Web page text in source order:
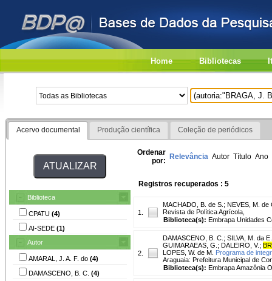
Home Bibliotecas
Acervo documental Produção científica Coleção de periódicos
Biblioteca
CPATU (4)
AI-SEDE (1)
Autor
AMARAL, J. A. F. do (4)
DAMASCENO, B. C. (4)
Ordenar
por: Relevância Autor Título Ano
Registros recuperados : 5
1.
MACHADO, B. de S. ; NEVES, M. de
Revista de Política Agrícola,
Biblioteca(s): Embrapa Unidades
2.
DAMASCENO, B. C. ; SILVA, M. da E.
GUIMARAEAS, G. ; DALEIRO, V.;
LOPES, W. de M. Programa de
Araguaia: Prefeitura Municipal de
Biblioteca(s): Embrapa Amazônia